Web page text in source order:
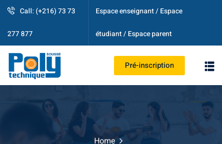
Call: (+216) 73 73
277 877
Espace enseignant / Espace
étudiant / Espace parent
Pré-inscription
Home